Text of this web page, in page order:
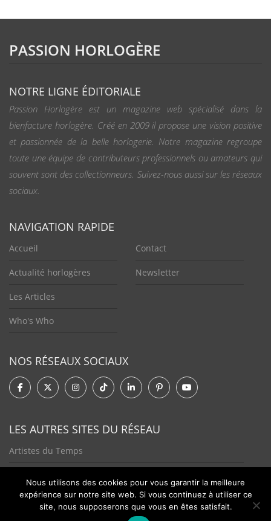
PASSION HORLOGÈRE
NOTRE LIGNE ÉDITORIALE
Passion Horlogère est un magazine web spécialisé dans la
bienfacture horlogère. Créé en 2009 il propose une vision positive
et passionnée de la belle horlogerie. Notre magazine regroupe
toute une équipe de contributeurs professionnels ou amateurs qui
souvent sont des collectionneurs. Suivez-nous aussi sur les réseaux
sociaux.
NAVIGATION RAPIDE
Accueil
Actualité horlogères
Les Articles
Who's Who
Contact
Newsletter
NOS RÉSEAUX SOCIAUX
LES AUTRES SITES DU RÉSEAU
Artistes du Temps
Nous utilisons des cookies pour vous garantir la meilleure
expérience sur notre site web. Si vous continuez à utiliser ce
site, nous supposerons que vous en êtes satisfait.